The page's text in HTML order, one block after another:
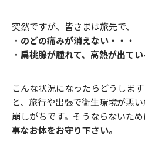
突然ですが、皆さまは旅先で、
・ のどの痛みが消えない・・・
・ 扁桃腺が腫れて、高熱が出てい
こんな状況になったらどうしま
と、旅行や出張で衛生環境が悪
崩しがちです。そうならないため
事なお体をお守り下さい。